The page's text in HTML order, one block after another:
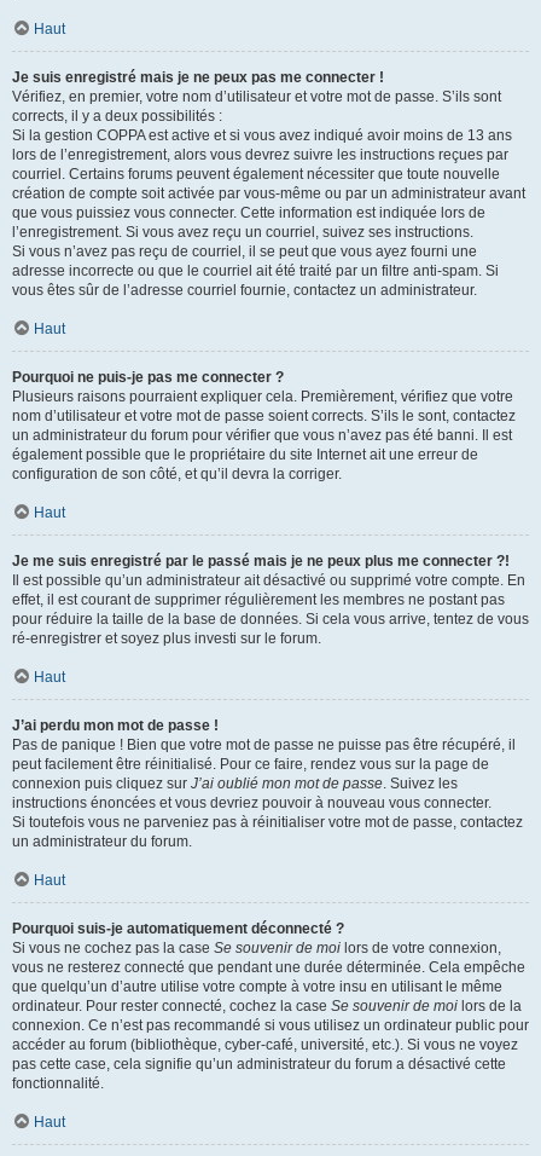
Haut
Je suis enregistré mais je ne peux pas me connecter !
Vérifiez, en premier, votre nom d’utilisateur et votre mot de passe. S’ils sont
corrects, il y a deux possibilités :
Si la gestion COPPA est active et si vous avez indiqué avoir moins de 13 ans
lors de l’enregistrement, alors vous devrez suivre les instructions reçues par
courriel. Certains forums peuvent également nécessiter que toute nouvelle
création de compte soit activée par vous-même ou par un administrateur avant
que vous puissiez vous connecter. Cette information est indiquée lors de
l’enregistrement. Si vous avez reçu un courriel, suivez ses instructions.
Si vous n’avez pas reçu de courriel, il se peut que vous ayez fourni une
adresse incorrecte ou que le courriel ait été traité par un filtre anti-spam. Si
vous êtes sûr de l’adresse courriel fournie, contactez un administrateur.
Haut
Pourquoi ne puis-je pas me connecter ?
Plusieurs raisons pourraient expliquer cela. Premièrement, vérifiez que votre
nom d’utilisateur et votre mot de passe soient corrects. S’ils le sont, contactez
un administrateur du forum pour vérifier que vous n’avez pas été banni. Il est
également possible que le propriétaire du site Internet ait une erreur de
configuration de son côté, et qu’il devra la corriger.
Haut
Je me suis enregistré par le passé mais je ne peux plus me connecter ?!
Il est possible qu’un administrateur ait désactivé ou supprimé votre compte. En
effet, il est courant de supprimer régulièrement les membres ne postant pas
pour réduire la taille de la base de données. Si cela vous arrive, tentez de vous
ré-enregistrer et soyez plus investi sur le forum.
Haut
J’ai perdu mon mot de passe !
Pas de panique ! Bien que votre mot de passe ne puisse pas être récupéré, il
peut facilement être réinitialisé. Pour ce faire, rendez vous sur la page de
connexion puis cliquez sur J’ai oublié mon mot de passe. Suivez les
instructions énoncées et vous devriez pouvoir à nouveau vous connecter.
Si toutefois vous ne parveniez pas à réinitialiser votre mot de passe, contactez
un administrateur du forum.
Haut
Pourquoi suis-je automatiquement déconnecté ?
Si vous ne cochez pas la case Se souvenir de moi lors de votre connexion,
vous ne resterez connecté que pendant une durée déterminée. Cela empêche
que quelqu’un d’autre utilise votre compte à votre insu en utilisant le même
ordinateur. Pour rester connecté, cochez la case Se souvenir de moi lors de la
connexion. Ce n’est pas recommandé si vous utilisez un ordinateur public pour
accéder au forum (bibliothèque, cyber-café, université, etc.). Si vous ne voyez
pas cette case, cela signifie qu’un administrateur du forum a désactivé cette
fonctionnalité.
Haut